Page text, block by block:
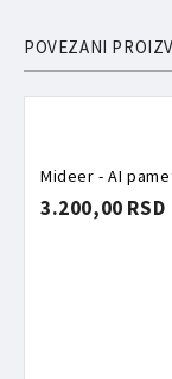
POVEZANI
Mideer - AI
3.200,00 RSD